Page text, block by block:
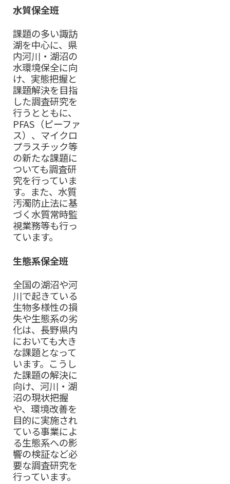
水質保全班
課題の多い諏訪
湖を中心に、県
内河川・湖沼の
水環境保全に向
け、実態把握と
課題解決を目指
した調査研究を
行うとともに、
PFAS（ピーファ
ス）、マイクロ
プラスチック等
の新たな課題に
ついても調査研
究を行っていま
す。また、水質
汚濁防止法に基
づく水質常時監
視業務等も行っ
ています。
生態系保全班
全国の湖沼や河
川で起きている
生物多様性の損
失や生態系の劣
化は、長野県内
においても大き
な課題となって
います。こうし
た課題の解決に
向け、河川・湖
沼の現状把握
や、環境改善を
目的に実施され
ている事業によ
る生態系への影
響の検証など必
要な調査研究を
行っています。